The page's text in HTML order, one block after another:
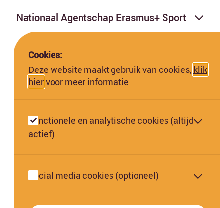
Nationaal Agentschap Erasmus+ Sport
gesteld voor de inhoud hiervan.
Oekraïne FAQ | Jeugd & Jongerenwerk en Sport
Cookies:
Deze website maakt gebruik van cookies, klik
hiervoor meer informatie
Functionele en analytische cookies (altijd
actief)
Social media cookies (optioneel)